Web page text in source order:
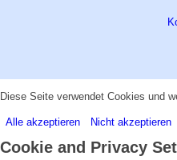
Diese Seite verwendet Cookies und
Alle akzeptieren Nicht akzeptieren
Cookie and Privacy